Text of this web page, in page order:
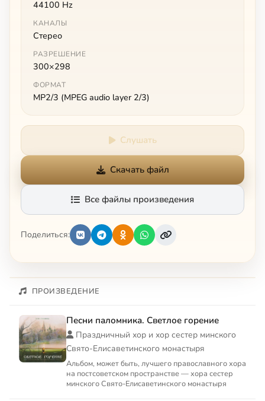
44100 Hz
КАНАЛЫ
Стерео
РАЗРЕШЕНИЕ
300×298
ФОРМАТ
MP2/3 (MPEG audio layer 2/3)
Слушать
Скачать файл
Все файлы произведения
Поделиться:
ПРОИЗВЕДЕНИЕ
Песни паломника. Светлое горение
Праздничный хор и хор сестер минского
Свято-Елисаветинского монастыря
Альбом, может быть, лучшего православного хора
на постсоветском пространстве — хора сестер
минского Свято-Елисаветинского монастыря